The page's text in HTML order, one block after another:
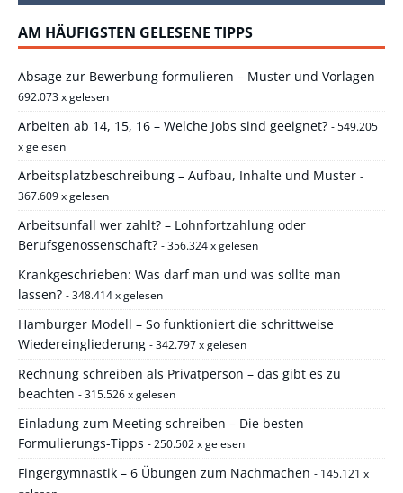
AM HÄUFIGSTEN GELESENE TIPPS
Absage zur Bewerbung formulieren – Muster und Vorlagen -
692.073 x gelesen
Arbeiten ab 14, 15, 16 – Welche Jobs sind geeignet? - 549.205
x gelesen
Arbeitsplatzbeschreibung – Aufbau, Inhalte und Muster -
367.609 x gelesen
Arbeitsunfall wer zahlt? – Lohnfortzahlung oder
Berufsgenossenschaft? - 356.324 x gelesen
Krankgeschrieben: Was darf man und was sollte man
lassen? - 348.414 x gelesen
Hamburger Modell – So funktioniert die schrittweise
Wiedereingliederung - 342.797 x gelesen
Rechnung schreiben als Privatperson – das gibt es zu
beachten - 315.526 x gelesen
Einladung zum Meeting schreiben – Die besten
Formulierungs-Tipps - 250.502 x gelesen
Fingergymnastik – 6 Übungen zum Nachmachen - 145.121 x